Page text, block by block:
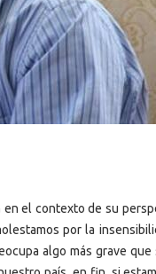
el contexto de su
por la
algo más grave